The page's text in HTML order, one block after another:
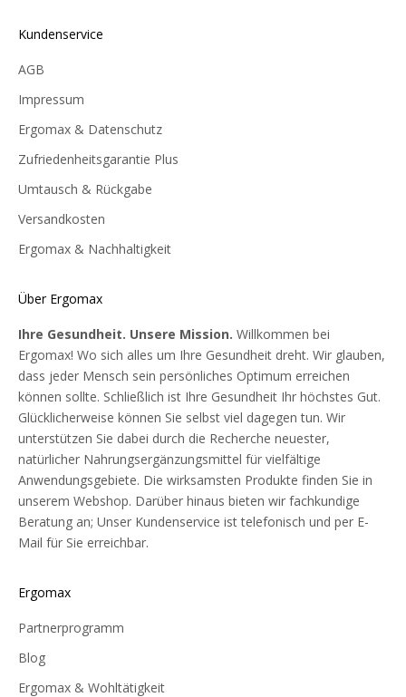
Kundenservice
AGB
Impressum
Ergomax & Datenschutz
Zufriedenheitsgarantie Plus
Umtausch & Rückgabe
Versandkosten
Ergomax & Nachhaltigkeit
Über Ergomax
Ihre Gesundheit. Unsere Mission. Willkommen bei
Ergomax! Wo sich alles um Ihre Gesundheit dreht. Wir glauben,
dass jeder Mensch sein persönliches Optimum erreichen
können sollte. Schließlich ist Ihre Gesundheit Ihr höchstes Gut.
Glücklicherweise können Sie selbst viel dagegen tun. Wir
unterstützen Sie dabei durch die Recherche neuester,
natürlicher Nahrungsergänzungsmittel für vielfältige
Anwendungsgebiete. Die wirksamsten Produkte finden Sie in
unserem Webshop. Darüber hinaus bieten wir fachkundige
Beratung an; Unser Kundenservice ist telefonisch und per E-
Mail für Sie erreichbar.
Ergomax
Partnerprogramm
Blog
Ergomax & Wohltätigkeit